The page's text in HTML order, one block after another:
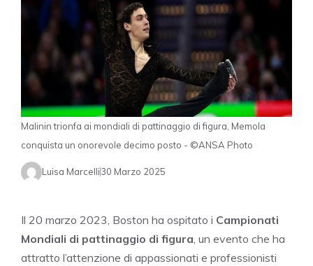
Malinin trionfa ai mondiali di pattinaggio di figura, Memola
conquista un onorevole decimo posto - ©ANSA Photo
Luisa Marcelli30 Marzo 2025
Il 20 marzo 2023, Boston ha ospitato i Campionati
Mondiali di pattinaggio di figura , un evento che ha
attratto l’attenzione di appassionati e professionisti